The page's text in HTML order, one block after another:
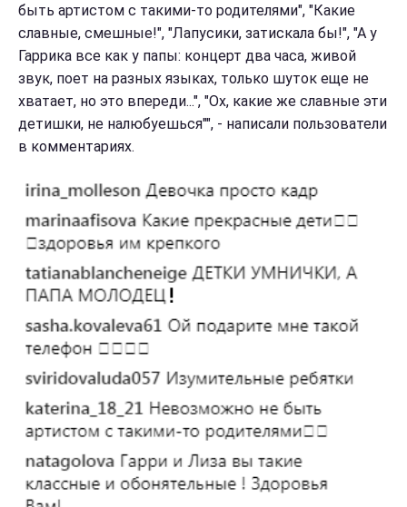
быть артистом с такими-то родителями", "Какие
славные, смешные!", "Лапусики, затискала бы!", "А у
Гаррика все как у папы: концерт два часа, живой
звук, поет на разных языках, только шуток еще не
хватает, но это впереди...", "Ох, какие же славные эти
детишки, не налюбуешься"", - написали пользователи
в комментариях.